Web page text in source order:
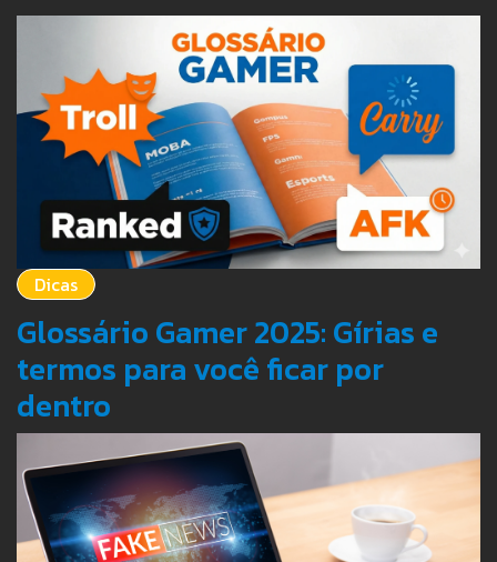
Dicas
Glossário Gamer 2025: Gírias e
termos para você ficar por
dentro